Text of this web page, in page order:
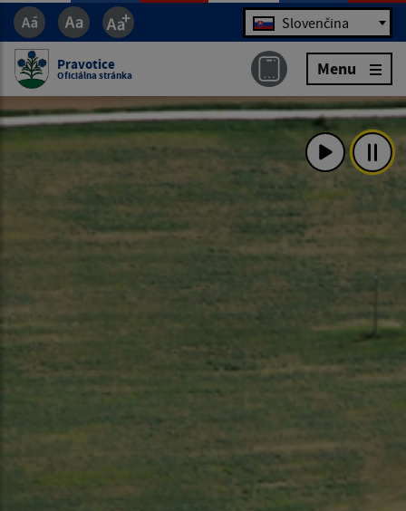
Jazyk Slovenčina
Pravotice
Oficiálna stránka Menu